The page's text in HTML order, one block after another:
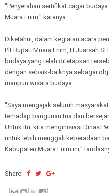
"Penyerahan sertifikat cagar
Muara Enim," katanya.
Diketahui, dalam kegiatan acara
Plt Bupati Muara Enim, H Juarsah
budaya yang telah ditetapkan
dengan sebaik-baiknya sebagai
maupun wisata budaya.
"Saya mengajak seluruh
terhadap bangunan tua dan
Untuk itu, kita menginisiasi Dinas
untuk lebih menggali keberadaan
Kabupaten Muara Enim ini,"
Share: